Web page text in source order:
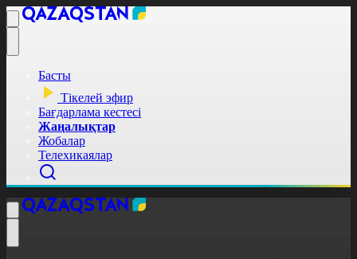
Басты
Тікелей эфир
Бағдарлама кестесі
Жаңалықтар
Жобалар
Телехикаялар